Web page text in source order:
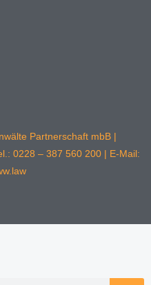
Partnerschaft mbB |
0228 – 387 560 200 | E-Mail: